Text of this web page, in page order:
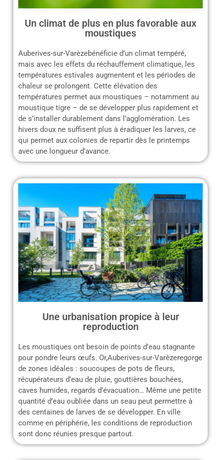
Un climat de plus en plus favorable aux
moustiques
Auberives-sur-Varèzebénéficie d’un climat tempéré,
mais avec les effets du réchauffement climatique, les
températures estivales augmentent et les périodes de
chaleur se prolongent. Cette élévation des
températures permet aux moustiques – notamment au
moustique tigre – de se développer plus rapidement et
de s’installer durablement dans l’agglomération. Les
hivers doux ne suffisent plus à éradiquer les larves, ce
qui permet aux colonies de repartir dès le printemps
avec une longueur d’avance.
Une urbanisation propice à leur
reproduction
Les moustiques ont besoin de points d’eau stagnante
pour pondre leurs œufs. Or,Auberives-sur-Varèzeregorge
de zones idéales : soucoupes de pots de fleurs,
récupérateurs d’eau de pluie, gouttières bouchées,
caves humides, regards d’évacuation… Même une petite
quantité d’eau oubliée dans un seau peut permettre à
des centaines de larves de se développer. En ville
comme en périphérie, les conditions de reproduction
sont donc réunies presque partout.